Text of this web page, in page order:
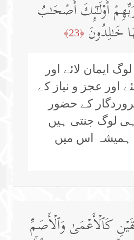
أُو۟لَـٰۤىِٕكَ أَصۡحَـٰبُ
خَـٰلِدُونَ ﴿23﴾
ایمان لائے اور
اور عجز و نیاز کے
کے حضور
لوگ جنتی ہیں
ہمیشہ اس میں
كَٱلۡأَعۡمَىٰ وَٱلۡأَصَمِّ